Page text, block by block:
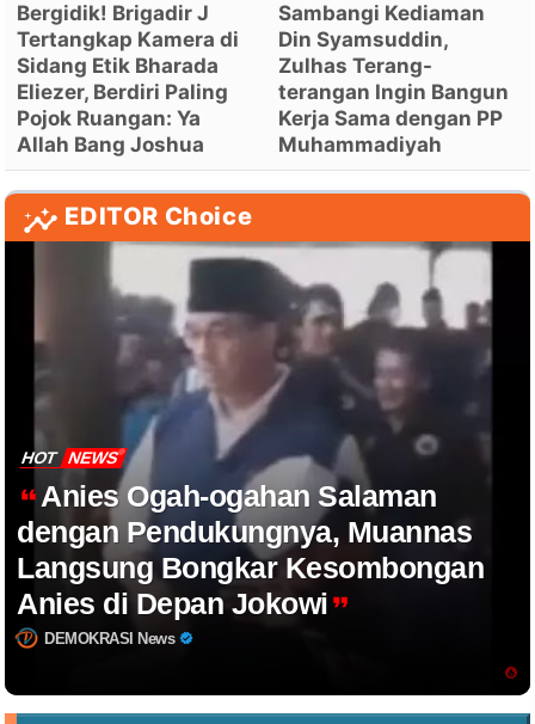
Bergidik! Brigadir J
Tertangkap Kamera di
Sidang Etik Bharada
Eliezer, Berdiri Paling
Pojok Ruangan: Ya
Allah Bang Joshua
Sambangi Kediaman
Din Syamsuddin,
Zulhas Terang-
terangan Ingin Bangun
Kerja Sama dengan PP
Muhammadiyah
EDITOR Choice
HOT NEWS
Anies Ogah-ogahan Salaman
dengan Pendukungnya, Muannas
Langsung Bongkar Kesombongan
Anies di Depan Jokowi
DEMOKRASI News